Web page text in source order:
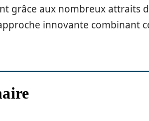
grâce aux nombreux attraits
innovante combinant